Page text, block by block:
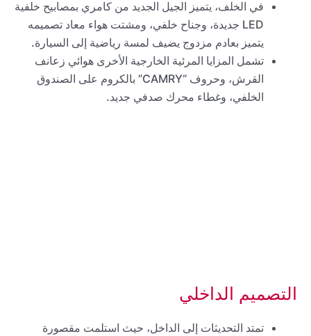
في الخلف، يتميز الجيل الجديد من كامري بمصابيح خلفية
LED جديدة، وجناح خلفي، ومشتت هواء معاد تصميمه
يتميز بعادم مزدوج يضيف لمسة رياضية إلى السيارة.
تشمل المزايا المرئية الخارجية الأخرى هوائي زعانف
القرش، وحروف “CAMRY” بالكروم على الصندوق
الخلفي، وغطاء محرك صدفي جديد.
التصميم الداخلي
تمتد التحديثات إلى الداخل، حيث استلمت مقصورة